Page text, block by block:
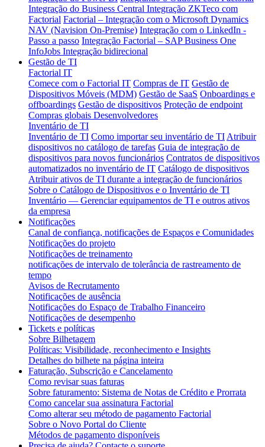
Integração do Business Central Integração ZKTeco com
Factorial Factorial – Integração com o Microsoft Dynamics
NAV (Navision On-Premise) Integração com o LinkedIn -
Passo a passo Integração Factorial – SAP Business One
InfoJobs Integração bidirecional
Gestão de TI
Factorial IT
Comece com o Factorial IT Compras de IT Gestão de
Dispositivos Móveis (MDM) Gestão de SaaS Onboardings e
offboardings Gestão de dispositivos Proteção de endpoint
Compras globais Desenvolvedores
Inventário de TI
Inventário de TI Como importar seu inventário de TI Atribuir
dispositivos no catálogo de tarefas Guia de integração de
dispositivos para novos funcionários Contratos de dispositivos
automatizados no inventário de IT Catálogo de dispositivos
Atribuir ativos de TI durante a integração de funcionários
Sobre o Catálogo de Dispositivos e o Inventário de TI
Inventário — Gerenciar equipamentos de TI e outros ativos
da empresa
Notificações
Canal de confiança, notificações de Espaços e Comunidades
Notificações do projeto
Notificações de treinamento
notificações de intervalo de tolerância de rastreamento de
tempo
Avisos de Recrutamento
Notificações de ausência
Notificações do Espaço de Trabalho Financeiro
Notificações de desempenho
Tickets e políticas
Sobre Bilhetagem
Políticas: Visibilidade, reconhecimento e Insights
Detalhes do bilhete na página inteira
Faturação, Subscrição e Cancelamento
Como revisar suas faturas
Sobre faturamento: Sistema de Notas de Crédito e Prorrata
Como cancelar sua assinatura Factorial
Como alterar seu método de pagamento Factorial
Sobre o Novo Portal do Cliente
Métodos de pagamento disponíveis